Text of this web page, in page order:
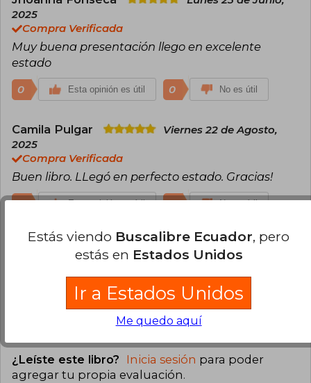
2025
Compra Verificada
Muy buena presentación llego en excelente
estado
0 Esta opinión es útil 0 No es útil
Camila Pulgar
Viernes 22 de Agosto,
2025
Compra Verificada
Buen libro. LLegó en perfecto estado. Gracias!
0 Esta opinión es útil 0 No es útil
Micaela Sosa
Domingo 27 de Abril, 2025
Compra Verificada
hermosa edición. Demoró mas de lo previsto en
Esta opinión es útil 1
¿Leíste este libro? Inicia sesión para poder
agregar tu propia evaluación.
Estás viendo Buscalibre Ecuador, pero
estás en Estados Unidos
Ir a Estados Unidos
Me quedo aquí